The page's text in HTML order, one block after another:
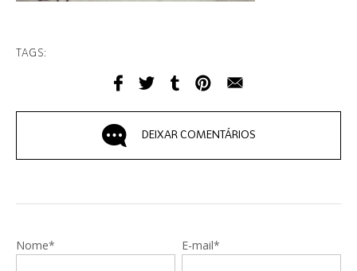
TAGS:
DEIXAR COMENTÁRIOS
Nome* E-mail*